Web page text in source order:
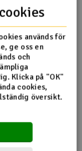
RTR
GT-6
används för
ge oss en
och
Klicka på "OK"
cookies,
översikt.